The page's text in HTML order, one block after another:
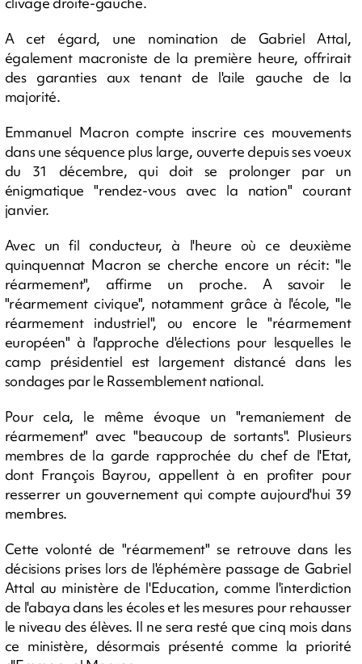
A cet égard, une nomination de Gabriel Attal,
également macroniste de la première heure, offrirait
des garanties aux tenant de l'aile gauche de la
majorité.
Emmanuel Macron compte inscrire ces mouvements
dans une séquence plus large, ouverte depuis ses voeux
du 31 décembre, qui doit se prolonger par un
énigmatique "rendez-vous avec la nation" courant
janvier.
Avec un fil conducteur, à l'heure où ce deuxième
quinquennat Macron se cherche encore un récit: "le
réarmement", affirme un proche. A savoir le
"réarmement civique", notamment grâce à l'école, "le
réarmement industriel", ou encore le "réarmement
européen" à l'approche d'élections pour lesquelles le
camp présidentiel est largement distancé dans les
sondages par le Rassemblement national.
Pour cela, le même évoque un "remaniement de
réarmement" avec "beaucoup de sortants". Plusieurs
membres de la garde rapprochée du chef de l'Etat,
dont François Bayrou, appellent à en profiter pour
resserrer un gouvernement qui compte aujourd'hui 39
membres.
Cette volonté de "réarmement" se retrouve dans les
décisions prises lors de l'éphémère passage de Gabriel
Attal au ministère de l'Education, comme l'interdiction
de l'abaya dans les écoles et les mesures pour rehausser
le niveau des élèves. Il ne sera resté que cinq mois dans
ce ministère, désormais présenté comme la priorité